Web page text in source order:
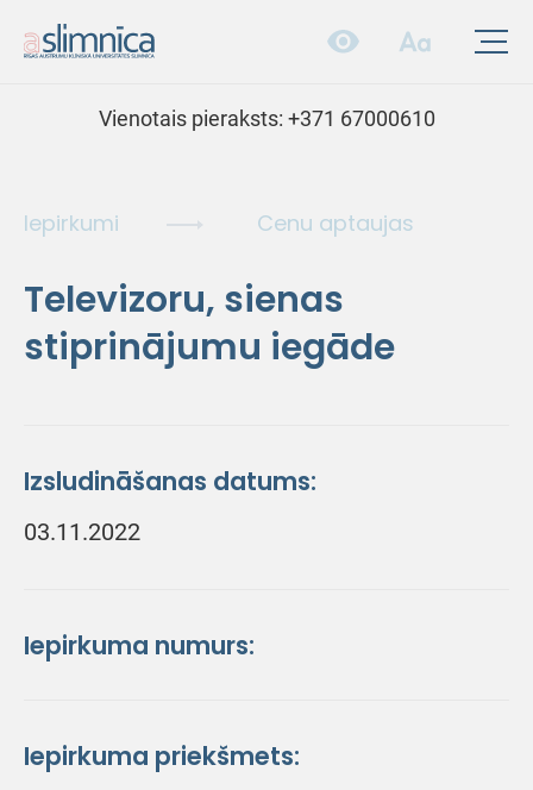
Vienotais pieraksts: +371 67000610
Iepirkumi Cenu aptaujas
Televizoru, sienas
stiprinājumu iegāde
Izsludināšanas datums:
03.11.2022
Iepirkuma numurs:
Iepirkuma priekšmets: